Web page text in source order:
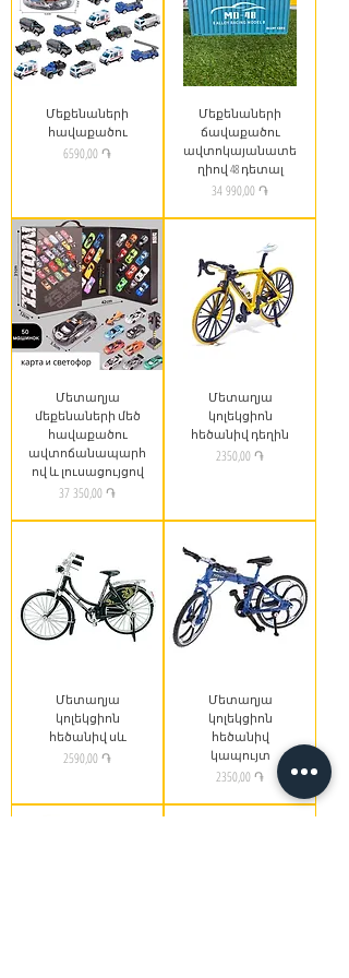
Մեքենաների
հավաքածու
Price
6590,00 ֏
Մեքենաների
ճավաքածու
ավտոկայանատե
ղիով 48 դետալ
Price
34 990,00 ֏
Մետաղյա
մեքենաների մեծ
հավաքածու
ավտոճանապարհ
ով և լուսացույցով
Price
37 350,00 ֏
Մետաղյա
կոլեկցիոն
հեծանիվ դեղին
Price
2350,00 ֏
Մետաղյա
կոլեկցիոն
հեծանիվ սև
Price
2590,00 ֏
Մետաղյա
կոլեկցիոն
հեծանիվ
կապույտ
Price
2350,00 ֏